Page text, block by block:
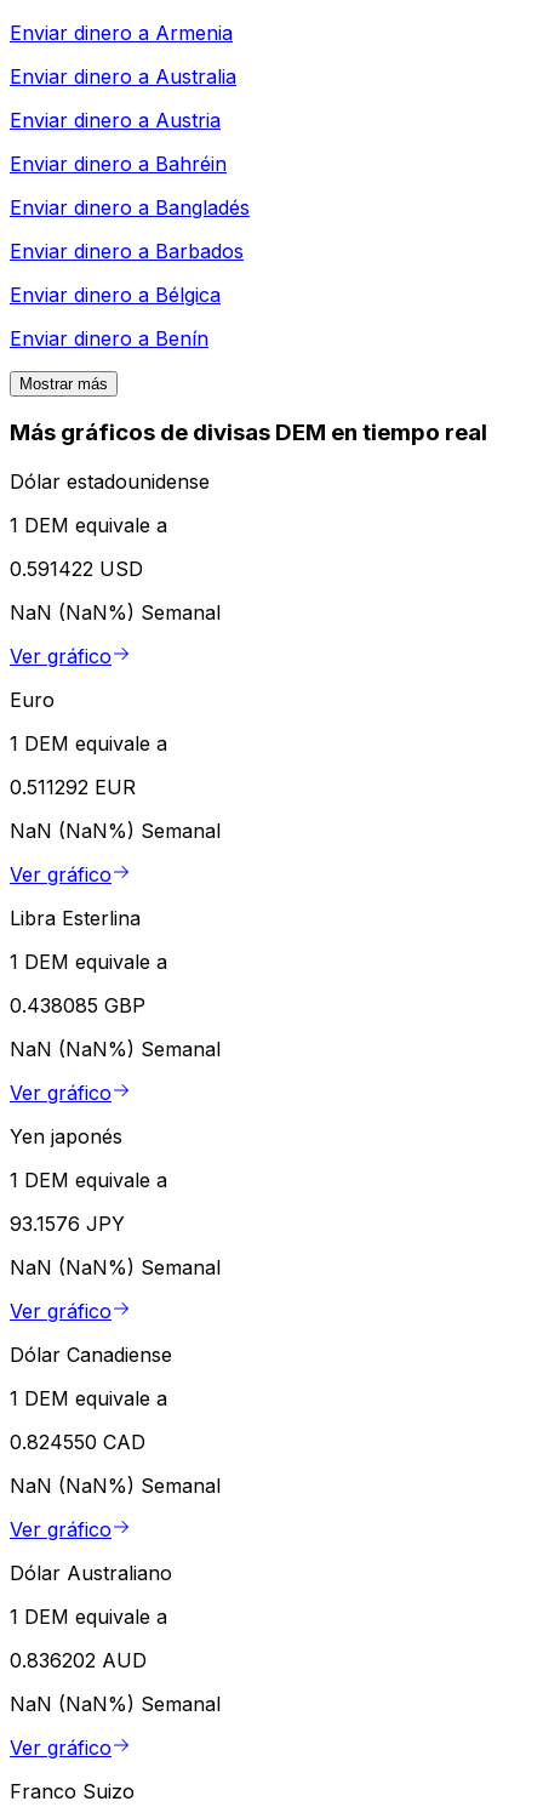
Enviar dinero a Armenia
Enviar dinero a Australia
Enviar dinero a Austria
Enviar dinero a Bahréin
Enviar dinero a Bangladés
Enviar dinero a Barbados
Enviar dinero a Bélgica
Enviar dinero a Benín
Mostrar más
Más gráficos de divisas DEM en tiempo real
Dólar estadounidense
1 DEM equivale a
0.591422 USD
NaN (NaN%) Semanal
Ver gráfico
Euro
1 DEM equivale a
0.511292 EUR
NaN (NaN%) Semanal
Ver gráfico
Libra Esterlina
1 DEM equivale a
0.438085 GBP
NaN (NaN%) Semanal
Ver gráfico
Yen japonés
1 DEM equivale a
93.1576 JPY
NaN (NaN%) Semanal
Ver gráfico
Dólar Canadiense
1 DEM equivale a
0.824550 CAD
NaN (NaN%) Semanal
Ver gráfico
Dólar Australiano
1 DEM equivale a
0.836202 AUD
NaN (NaN%) Semanal
Ver gráfico
Franco Suizo